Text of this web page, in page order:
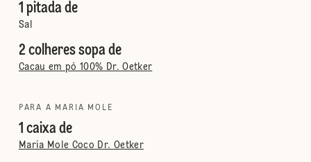
1 pitada de
Sal
2 colheres sopa de
Cacau em pó 100% Dr. Oetker
PARA A MARIA MOLE
1 caixa de
Maria Mole Coco Dr. Oetker